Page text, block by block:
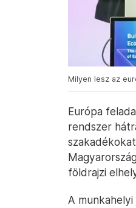
Milyen lesz az
Európa
rendszer
földrajzi
A